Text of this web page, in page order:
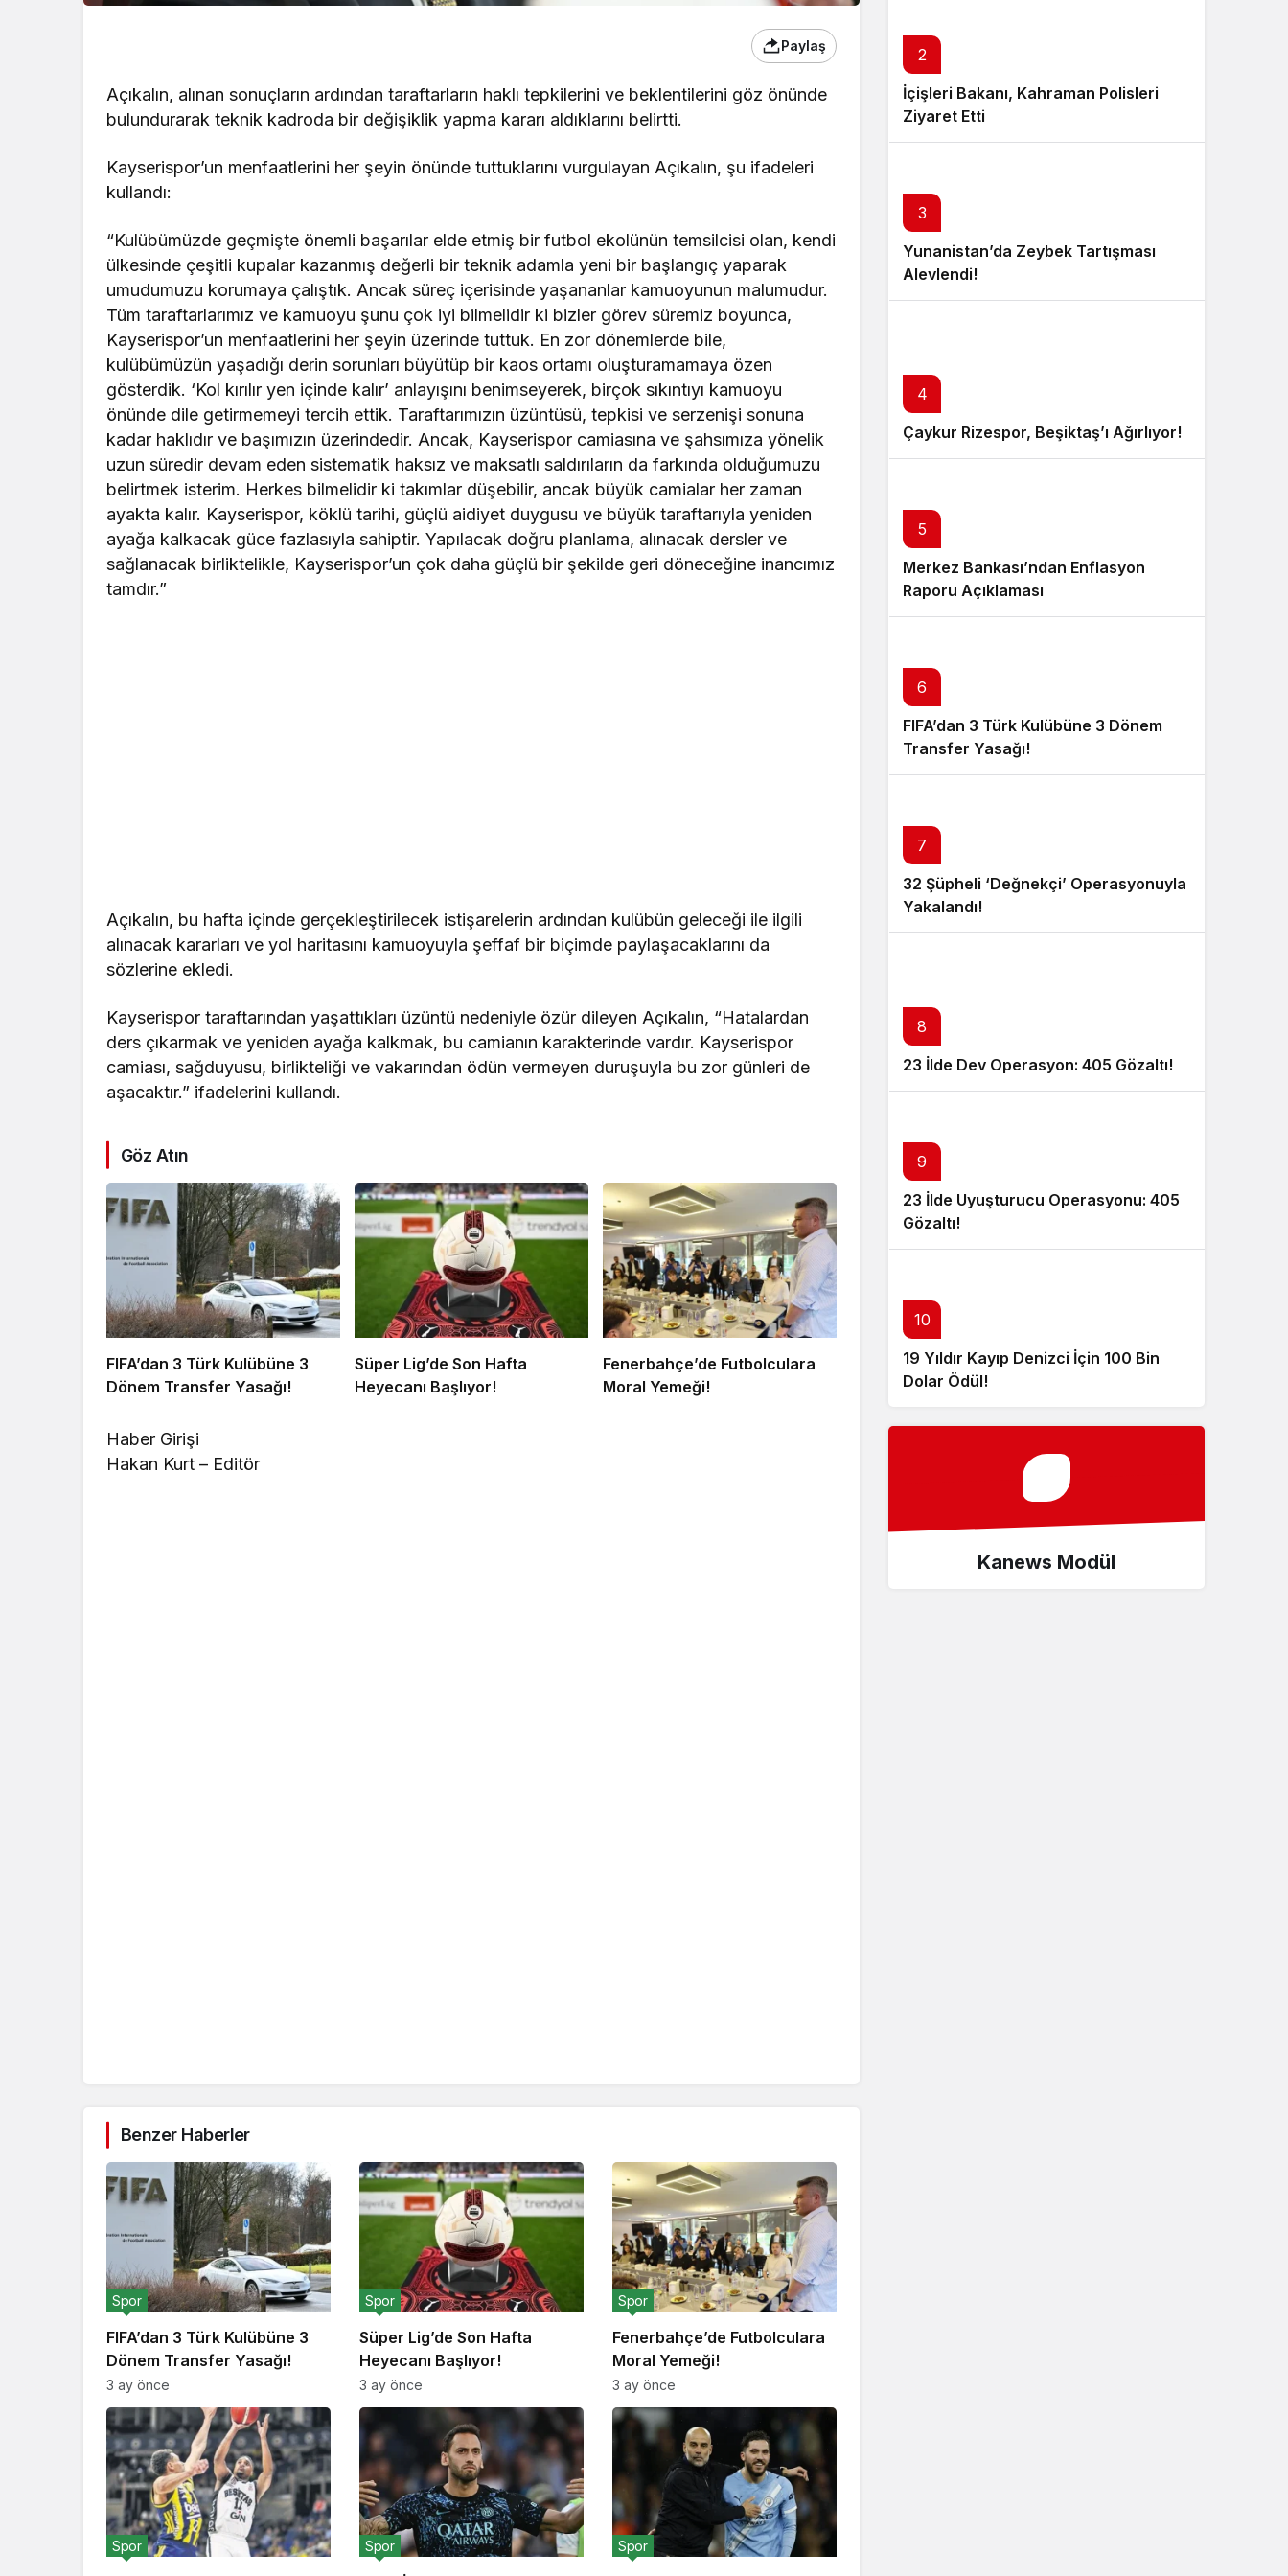
Paylaş
Açıkalın, alınan sonuçların ardından taraftarların haklı tepkilerini ve beklentilerini göz önünde
bulundurarak teknik kadroda bir değişiklik yapma kararı aldıklarını belirtti.
Kayserispor’un menfaatlerini her şeyin önünde tuttuklarını vurgulayan Açıkalın, şu ifadeleri
kullandı:
“Kulübümüzde geçmişte önemli başarılar elde etmiş bir futbol ekolünün temsilcisi olan, kendi
ülkesinde çeşitli kupalar kazanmış değerli bir teknik adamla yeni bir başlangıç yaparak
umudumuzu korumaya çalıştık. Ancak süreç içerisinde yaşananlar kamuoyunun malumudur.
Tüm taraftarlarımız ve kamuoyu şunu çok iyi bilmelidir ki bizler görev süremiz boyunca,
Kayserispor’un menfaatlerini her şeyin üzerinde tuttuk. En zor dönemlerde bile,
kulübümüzün yaşadığı derin sorunları büyütüp bir kaos ortamı oluşturamamaya özen
gösterdik. ‘Kol kırılır yen içinde kalır’ anlayışını benimseyerek, birçok sıkıntıyı kamuoyu
önünde dile getirmemeyi tercih ettik. Taraftarımızın üzüntüsü, tepkisi ve serzenişi sonuna
kadar haklıdır ve başımızın üzerindedir. Ancak, Kayserispor camiasına ve şahsımıza yönelik
uzun süredir devam eden sistematik haksız ve maksatlı saldırıların da farkında olduğumuzu
belirtmek isterim. Herkes bilmelidir ki takımlar düşebilir, ancak büyük camialar her zaman
ayakta kalır. Kayserispor, köklü tarihi, güçlü aidiyet duygusu ve büyük taraftarıyla yeniden
ayağa kalkacak güce fazlasıyla sahiptir. Yapılacak doğru planlama, alınacak dersler ve
sağlanacak birliktelikle, Kayserispor’un çok daha güçlü bir şekilde geri döneceğine inancımız
tamdır.”
Açıkalın, bu hafta içinde gerçekleştirilecek istişarelerin ardından kulübün geleceği ile ilgili
alınacak kararları ve yol haritasını kamuoyuyla şeffaf bir biçimde paylaşacaklarını da
sözlerine ekledi.
Kayserispor taraftarından yaşattıkları üzüntü nedeniyle özür dileyen Açıkalın, “Hatalardan
ders çıkarmak ve yeniden ayağa kalkmak, bu camianın karakterinde vardır. Kayserispor
camiası, sağduyusu, birlikteliği ve vakarından ödün vermeyen duruşuyla bu zor günleri de
aşacaktır.” ifadelerini kullandı.
Göz Atın
FIFA’dan 3 Türk Kulübüne 3
Dönem Transfer Yasağı!
Süper Lig’de Son Hafta
Heyecanı Başlıyor!
Fenerbahçe’de Futbolculara
Moral Yemeği!
Haber Girişi
Hakan Kurt – Editör
Benzer Haberler
FIFA’dan 3 Türk Kulübüne 3
Dönem Transfer Yasağı!
Spor
3 ay önce
Süper Lig’de Son Hafta
Heyecanı Başlıyor!
Spor
3 ay önce
Fenerbahçe’de Futbolculara
Moral Yemeği!
Spor
3 ay önce
Spor Spor Spor
2
İçişleri Bakanı, Kahraman Polisleri
Ziyaret Etti
3
Yunanistan’da Zeybek Tartışması
Alevlendi!
4
Çaykur Rizespor, Beşiktaş’ı Ağırlıyor!
5
Merkez Bankası’ndan Enflasyon
Raporu Açıklaması
6
FIFA’dan 3 Türk Kulübüne 3 Dönem
Transfer Yasağı!
7
32 Şüpheli ‘Değnekçi’ Operasyonuyla
Yakalandı!
8
23 İlde Dev Operasyon: 405 Gözaltı!
9
23 İlde Uyuşturucu Operasyonu: 405
Gözaltı!
10
19 Yıldır Kayıp Denizci İçin 100 Bin
Dolar Ödül!
Kanews Modül